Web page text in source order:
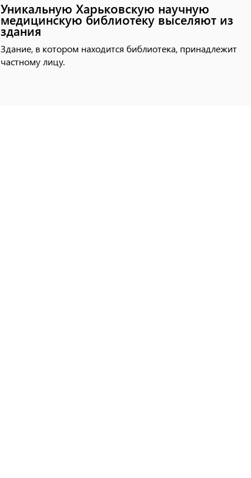
Уникальную Харьковскую научную
медицинскую библиотеку выселяют из
здания
Здание, в котором находится библиотека, принадлежит
частному лицу.